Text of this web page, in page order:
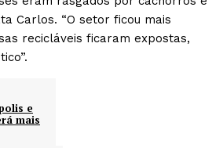
Carlos. “O setor ficou mais
recicláveis ficaram expostas,
e
mais